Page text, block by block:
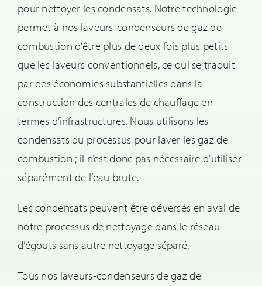
pour nettoyer les condensats. Notre technologie
permet à nos laveurs-condenseurs de gaz de
combustion d’être plus de deux fois plus petits
que les laveurs conventionnels, ce qui se traduit
par des économies substantielles dans la
construction des centrales de chauffage en
termes d’infrastructures. Nous utilisons les
condensats du processus pour laver les gaz de
combustion ; il n’est donc pas nécessaire d’utiliser
séparément de l’eau brute.
Les condensats peuvent être déversés en aval de
notre processus de nettoyage dans le réseau
d’égouts sans autre nettoyage séparé.
Tous nos laveurs-condenseurs de gaz de